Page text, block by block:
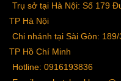
Trụ sở tại Hà Nội: Số 179
TP Hà Nội
Chi nhánh tại Sài Gòn:
TP Hồ Chí Minh
Hotline: 0916193836